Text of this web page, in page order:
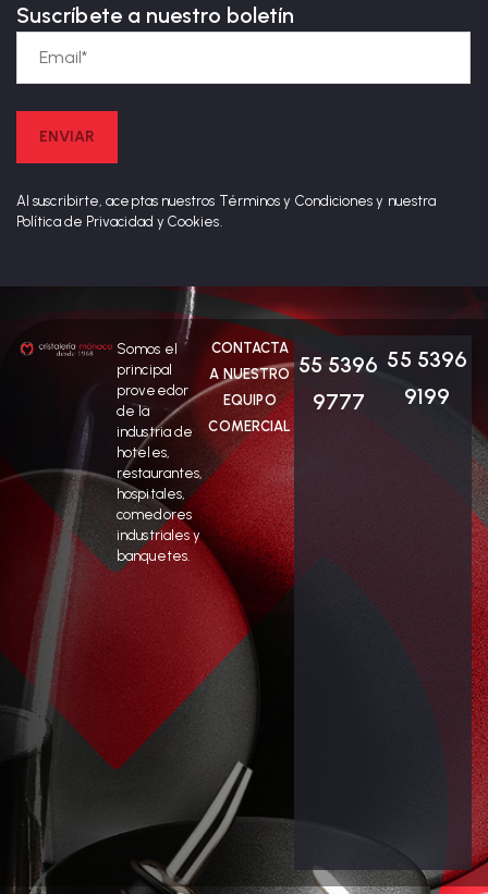
Suscríbete a nuestro boletín
Al suscribirte, aceptas nuestros Términos y Condiciones y nuestra
Política de Privacidad y Cookies.
Somos el
principal
proveedor
de la
industria de
hoteles,
restaurantes,
hospitales,
comedores
industriales y
banquetes.
CONTACTA
A NUESTRO
EQUIPO
COMERCIAL
55 5396
9777
55 5396
9199